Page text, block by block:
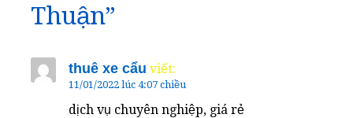
Thuận”
thuê xe cẩu viết:
11/01/2022 lúc 4:07 chiều
dịch vụ chuyên nghiệp, giá rẻ